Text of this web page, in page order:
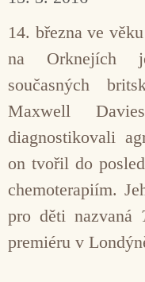
14. března ve
na Orknejích
současných
Maxwell
diagnostikovali
on tvořil do
chemoterapiím.
pro děti nazvaná
premiéru v